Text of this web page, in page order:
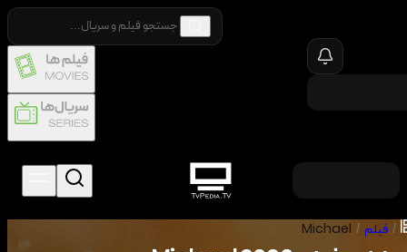
/ فیلم /
Michael